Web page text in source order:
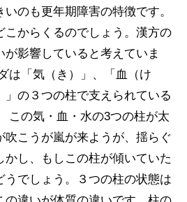
のも更年期障害の特徴です。
こからくるのでしょう。漢方の
影響していると考えていま
は「気（き）」、「血（け
」の３つの柱で支えられている
この気・血・水の3つの柱が太
吹こうが嵐が来ようが、揺らぐ
かし、もしこの柱が傾いていた
うでしょう。３つの柱の状態は